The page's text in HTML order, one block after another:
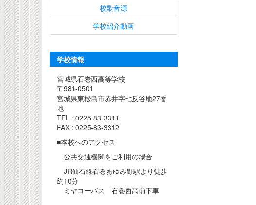
校歌音源
学校紹介動画
学校情報
宮城県石巻西高等学校
〒981-0501
宮城県東松島市赤井字七反谷地27番
地
TEL : 0225-83-3311
FAX : 0225-83-3312
■本校へのアクセス
公共交通機関をご利用の場合
JR仙石線石巻あゆみ野駅より徒歩
約10分
ミヤコーバス 石巻西高前下車